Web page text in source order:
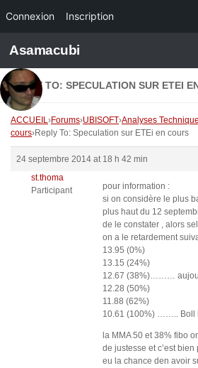
Connexion Inscription
Skip to content
Asamacubi
REPLY TO: SPECULATION SUR ETEI
ACCUEIL›Forums›UBISOFT›Analyses
cours›Reply To: Speculation sur ETEi en cours
24 septembre 2014 at 18 h 42 min
st.thoma
Participant
pour information :
si on considère le plus
plus haut du 12
de le constater , alors
on a le retardement
13.95 (0%)
13.15 (24%)
12.67 (38%)………
12.28 (50%)
11.88 (62%)
10.61 (100%) …….. Boll
la MMA 50 et 38% fibo
de justesse et c’est
eu la chance den avoir